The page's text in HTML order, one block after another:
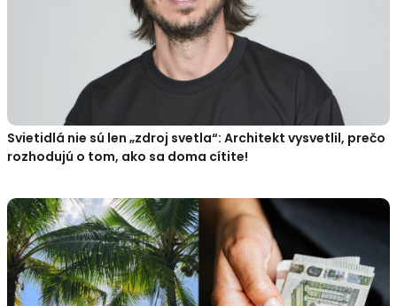
Svietidlá nie sú len „zdroj svetla“: Architekt vysvetlil, prečo
rozhodujú o tom, ako sa doma cítite!